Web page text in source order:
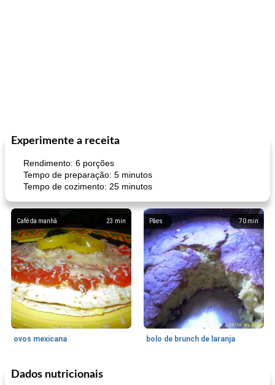
Experimente a receita
Rendimento: 6 porções
Tempo de preparação: 5 minutos
Tempo de cozimento: 25 minutos
23 min
Café da manhã
ovos mexicana
70 min
Pães
bolo de brunch de laranja
Pães De Fermento
Dados nutricionais